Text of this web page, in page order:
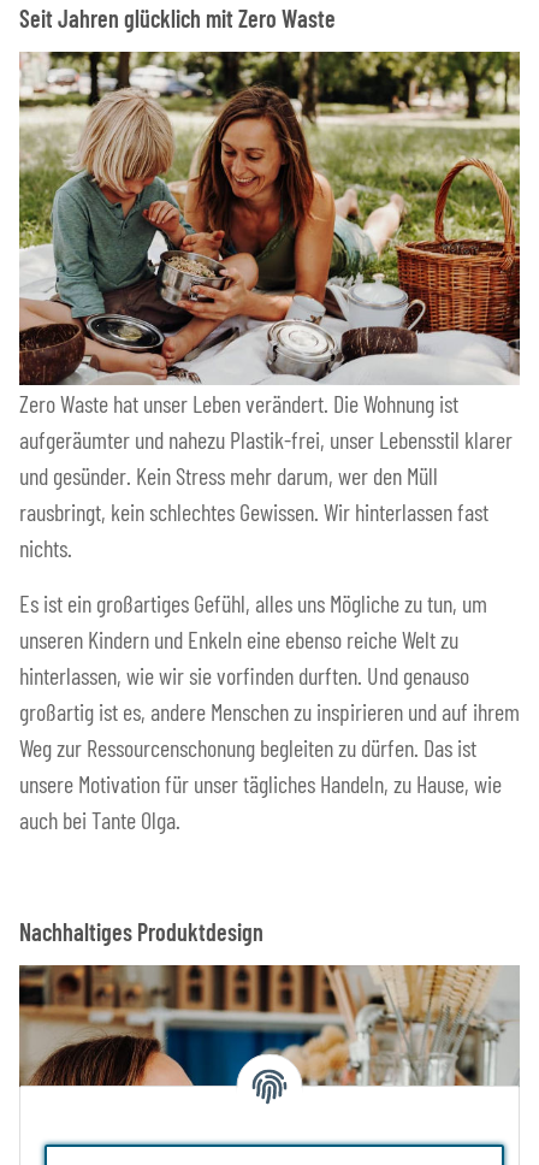
Seit Jahren glücklich mit Zero Waste
Zero Waste hat unser Leben verändert. Die Wohnung ist
aufgeräumter und nahezu Plastik-frei, unser Lebensstil klarer
und gesünder. Kein Stress mehr darum, wer den Müll
rausbringt, kein schlechtes Gewissen. Wir hinterlassen fast
nichts.
Es ist ein großartiges Gefühl, alles uns Mögliche zu tun, um
unseren Kindern und Enkeln eine ebenso reiche Welt zu
hinterlassen, wie wir sie vorfinden durften. Und genauso
großartig ist es, andere Menschen zu inspirieren und auf ihrem
Weg zur Ressourcenschonung begleiten zu dürfen. Das ist
unsere Motivation für unser tägliches Handeln, zu Hause, wie
auch bei Tante Olga.
Nachhaltiges Produktdesign